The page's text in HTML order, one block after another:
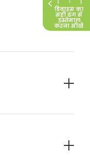
और गर्म जगह पर
की कोशिकाओं और
के आसपास की
डिवाइस का
सही ढंग से
इस्तेमाल
करना सीखें